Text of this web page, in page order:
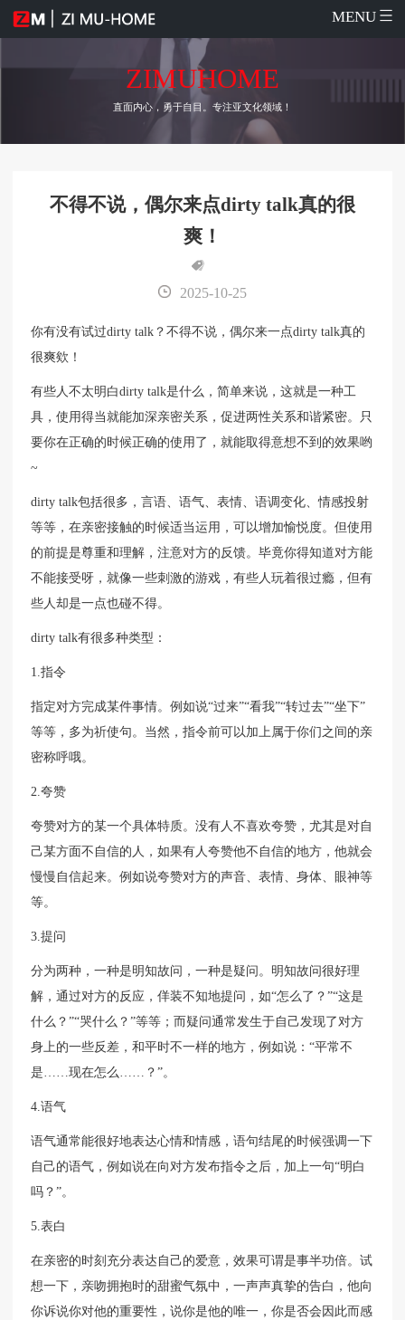
MENU
ZIMUHOME
直面内心，勇于自目。专注亚文化领域！
不得不说，偶尔来点dirty talk真的很
爽！
2025-10-25
你有没有试过dirty talk？不得不说，偶尔来一点dirty talk真的
很爽欸！
有些人不太明白dirty talk是什么，简单来说，这就是一种工
具，使用得当就能加深亲密关系，促进两性关系和谐紧密。只
要你在正确的时候正确的使用了，就能取得意想不到的效果哟
~
dirty talk包括很多，言语、语气、表情、语调变化、情感投射
等等，在亲密接触的时候适当运用，可以增加愉悦度。但使用
的前提是尊重和理解，注意对方的反馈。毕竟你得知道对方能
不能接受呀，就像一些刺激的游戏，有些人玩着很过瘾，但有
些人却是一点也碰不得。
dirty talk有很多种类型：
1.指令
指定对方完成某件事情。例如说“过来”“看我”“转过去”“坐下”
等等，多为祈使句。当然，指令前可以加上属于你们之间的亲
密称呼哦。
2.夸赞
夸赞对方的某一个具体特质。没有人不喜欢夸赞，尤其是对自
己某方面不自信的人，如果有人夸赞他不自信的地方，他就会
慢慢自信起来。例如说夸赞对方的声音、表情、身体、眼神等
等。
3.提问
分为两种，一种是明知故问，一种是疑问。明知故问很好理
解，通过对方的反应，佯装不知地提问，如“怎么了？”“这是
什么？”“哭什么？”等等；而疑问通常发生于自己发现了对方
身上的一些反差，和平时不一样的地方，例如说：“平常不
是……现在怎么……？”。
4.语气
语气通常能很好地表达心情和情感，语句结尾的时候强调一下
自己的语气，例如说在向对方发布指令之后，加上一句“明白
吗？”。
5.表白
在亲密的时刻充分表达自己的爱意，效果可谓是事半功倍。试
想一下，亲吻拥抱时的甜蜜气氛中，一声声真挚的告白，他向
你诉说你对他的重要性，说你是他的唯一，你是否会因此而感